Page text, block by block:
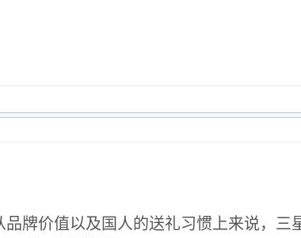
牌价值以及国人的送礼习惯上来说，三